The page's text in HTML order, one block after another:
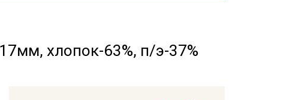
хлопок-63%, п/э-37%